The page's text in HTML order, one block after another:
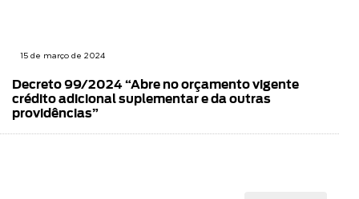
15 de março de 2024
Decreto 99/2024 “Abre no orçamento vigente
crédito adicional suplementar e da outras
providências”